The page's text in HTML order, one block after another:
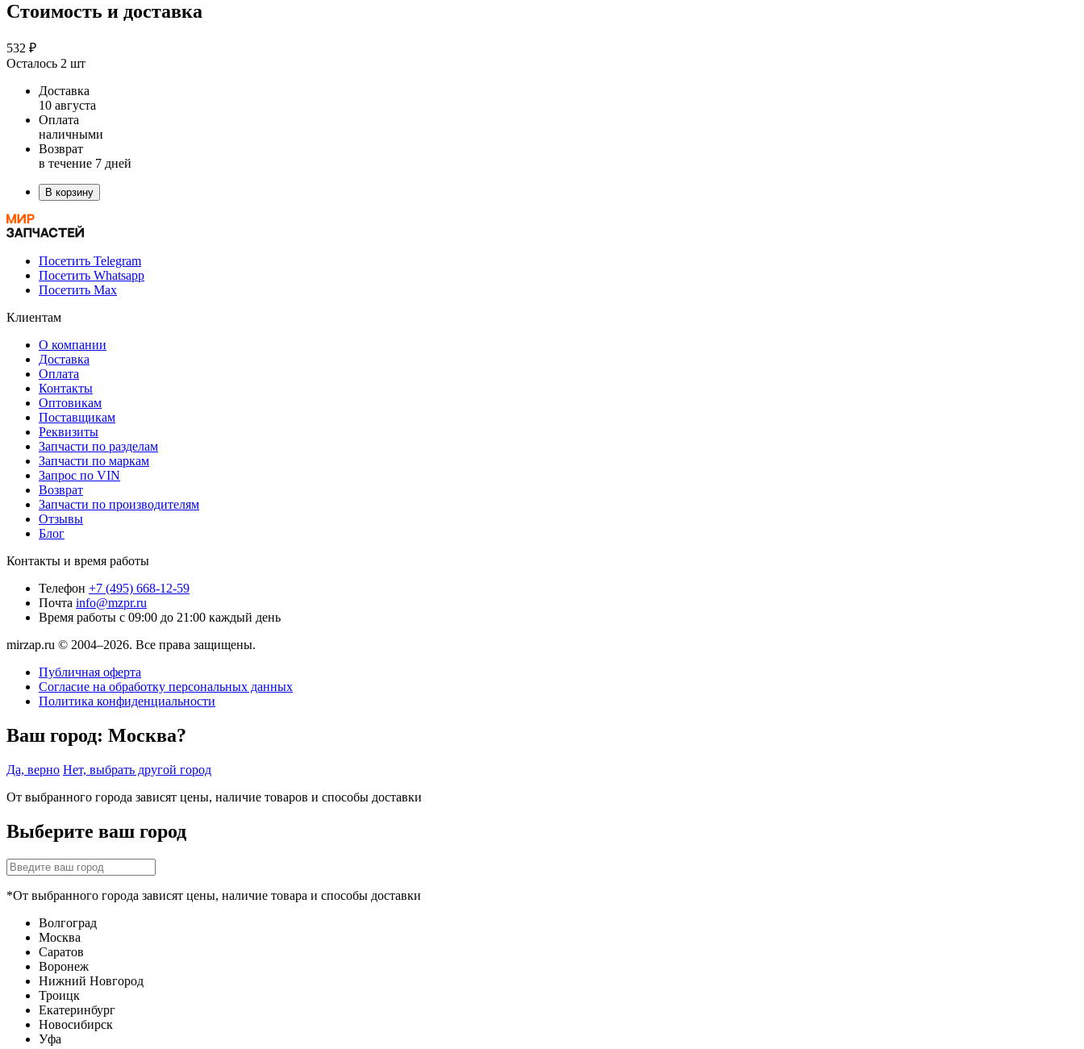
Стоимость и доставка
532 ₽
Осталось 2 шт
Доставка
10 августа
Оплата
наличными
Возврат
в течение 7 дней
В корзину
Посетить Telegram
Посетить Whatsapp
Посетить Max
Клиентам
О компании
Доставка
Оплата
Контакты
Оптовикам
Поставщикам
Реквизиты
Запчасти по разделам
Запчасти по маркам
Запрос по VIN
Возврат
Запчасти по производителям
Отзывы
Блог
Контакты и время работы
Телефон +7 (495) 668-12-59
Почта info@mzpr.ru
Время работы с 09:00 до 21:00 каждый день
mirzap.ru © 2004–2026. Все права защищены.
Публичная оферта
Согласие на обработку персональных данных
Политика конфиденциальности
Ваш город: Москва?
Да, верно Нет, выбрать другой город
От выбранного города зависят цены, наличие товаров и способы доставки
Выберите ваш город
*От выбранного города зависят цены, наличие товара и способы доставки
Волгоград
Москва
Саратов
Воронеж
Нижний Новгород
Троицк
Екатеринбург
Новосибирск
Уфа